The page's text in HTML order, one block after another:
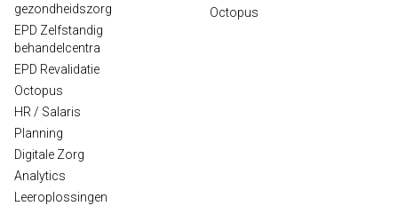
gezondheidszorg
EPD Zelfstandig
behandelcentra
EPD Revalidatie
Octopus
HR / Salaris
Planning
Digitale Zorg
Analytics
Leeroplossingen
Octopus